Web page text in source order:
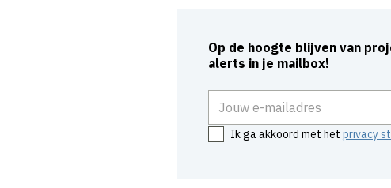
Op de hoogte blijven van
alerts in je mailbox!
Ik ga akkoord met het privacy